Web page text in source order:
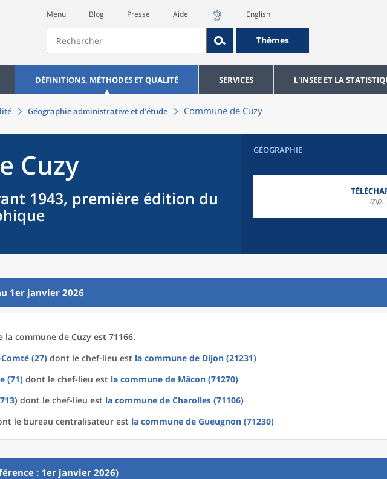
Menu Blog Presse Aide English
Thèmes
DÉFINITIONS, MÉTHODES ET QUALITÉ SERVICES L'INSEE ET LA
Géographie administrative et d’étude Commune de Cuzy
Cuzy
1943, première édition du
GÉOGRAPHIE
(zip,
1er janvier 2026
la commune de Cuzy est 71166.
(27) dont le chef-lieu est la commune de Dijon (21231)
(71) dont le chef-lieu est la commune de Mâcon (71270)
dont le chef-lieu est la commune de Charolles (71106)
le bureau centralisateur est la commune de Gueugnon (71230)
: 1er janvier 2026)